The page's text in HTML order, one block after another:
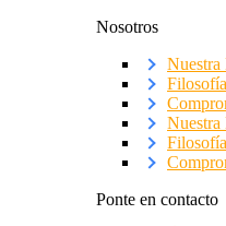
Nosotros
Nuestra
Nuestra
Ponte en contacto